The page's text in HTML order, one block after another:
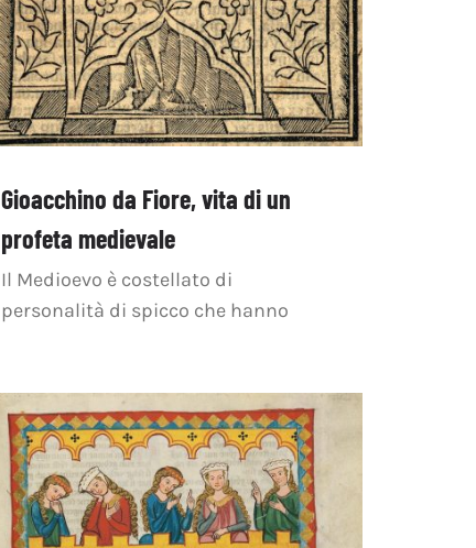
Gioacchino da Fiore, vita di un
profeta medievale
Il Medioevo è costellato di
personalità di spicco che hanno